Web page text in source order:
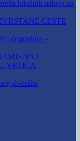
lokalnih usluga za
CESTE
i dogradnja –
I
VRTIĆA
dvorišta